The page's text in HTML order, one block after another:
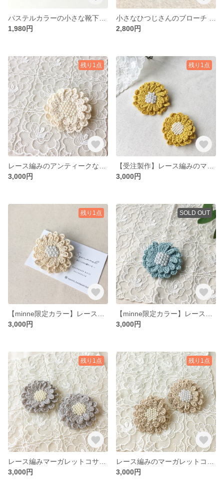
1,980円
2,800円
残り1点
3,000円
残り1点
3,000円
残り1点
3,000円
SOLD OUT
3,000円
残り1点
3,000円
残り1点
3,000円